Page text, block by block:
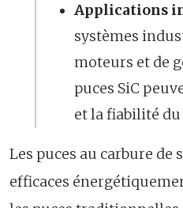
Applications
systèmes
moteurs et de
puces SiC
et la fiabilité du
Les puces au carbure
efficaces